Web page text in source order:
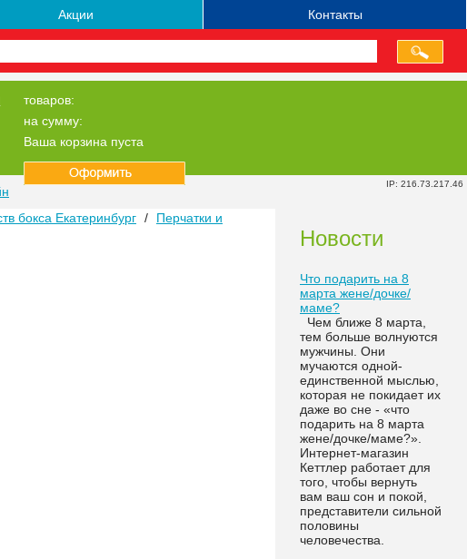
IP: 216.73.217.46
Акции Контакты
товаров:
на сумму:
Ваша корзина пуста
бокса Екатеринбург /
Перчатки и
Новости
Что подарить на 8
марта жене/дочке/
маме?
Чем ближе 8 марта,
тем больше волнуются
мужчины. Они
мучаются одной-
единственной мыслью,
которая не покидает их
даже во сне - «что
подарить на 8 марта
жене/дочке/маме?».
Интернет-магазин
Кеттлер работает для
того, чтобы вернуть
вам ваш сон и покой,
представители сильной
половины
человечества.